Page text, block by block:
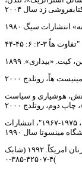
زد سال ۲۰۰۴
هاً، روتلدج ۲۰۰۰
دانش، هوشیاری و سیاست
دوم، روتلدج ۲۰۰۰
اکول آلیس. «جرات بد بودن»: فمینیسم افراطی در امریکا، ۱۹۷۵-۱۹۶۷"، انتشارات
مینسوتا سال ۱۹۹۰
فالودی، سوزان. "تازیانه سیاه: جنگ اعلان نشده بر ضد زنان امریکاً. ۱۹۹۲ (شابک
۴-۴۲۵۰۷-۳۸۵-۰(